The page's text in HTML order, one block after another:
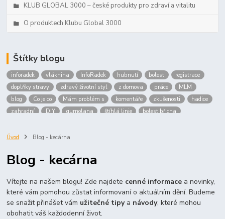
KLUB GLOBAL 3000 – české produkty pro zdraví a vitalitu
O produktech Klubu Global 3000
Štítky blogu
inforadek vláknina InfoRadek hubnutí bolest
registrace
doplňky stravy
zdravý životní styl z domova práce
MLM
blog
Co je co Mám problém s komentáře zkušenosti
hadice
zahradní
DIY gumolana štíhlá linie
bolest břicha
Prokloub
Vláknina
maltodextrin
škrob skrob
Úvod Blog - kecárna
Blog - kecárna
Vítejte na našem blogu! Zde najdete cenné informace a novinky,
které vám pomohou zůstat informovaní o aktuálním dění. Budeme
se snažit přinášet vám užitečné tipya návody, které mohou
obohatit váš každodenní život.